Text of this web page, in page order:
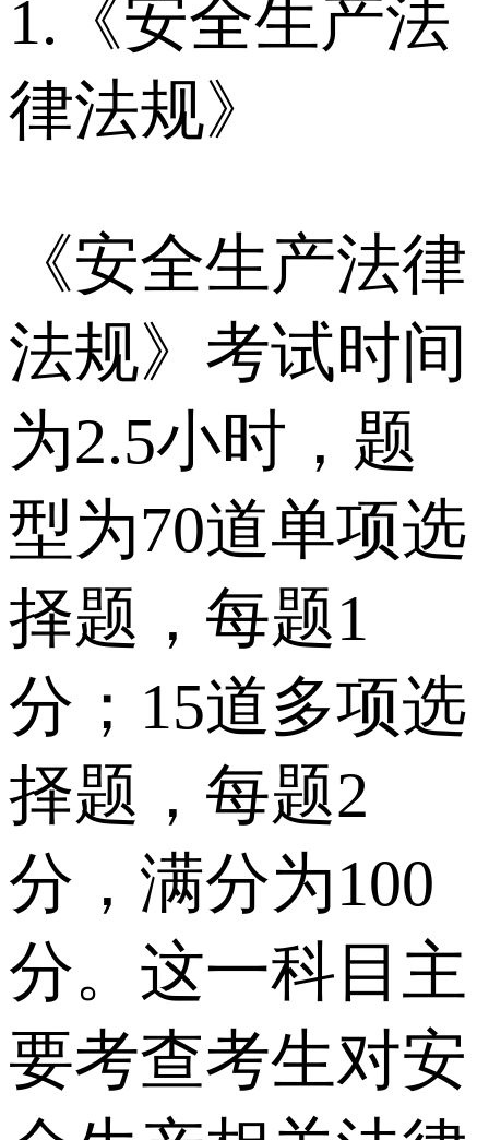
1.《安全生产法
律法规》
《安全生产法律
法规》考试时间
为2.5小时，题
型为70道单项选
择题，每题1
分；15道多项选
择题，每题2
分，满分为100
分。这一科目主
要考查考生对安